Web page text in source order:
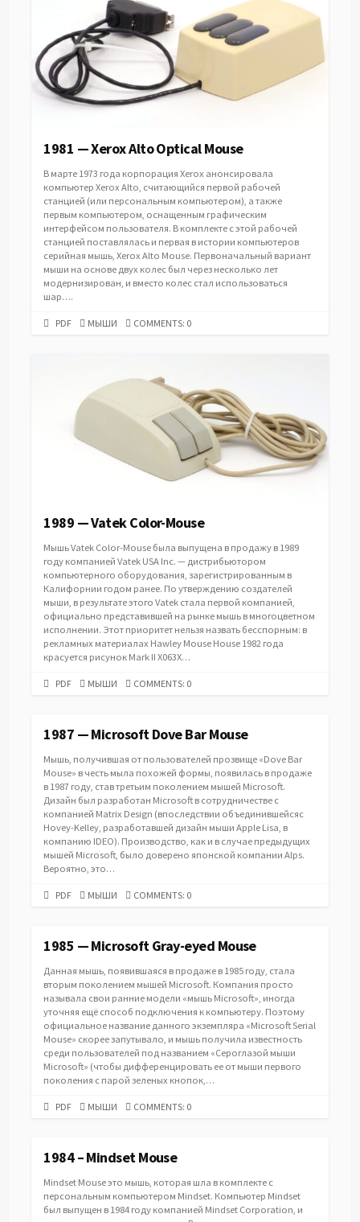
1981 — Xerox Alto Optical Mouse
В марте 1973 года корпорация Xerox анонсировала
компьютер Xerox Alto, считающийся первой рабочей
станцией (или персональным компьютером), а также
первым компьютером, оснащенным графическим
интерфейсом пользователя. В комплекте с этой рабочей
станцией поставлялась и первая в истории компьютеров
серийная мышь, Xerox Alto Mouse. Первоначальный вариант
мыши на основе двух колес был через несколько лет
модернизирован, и вместо колес стал использоваться
шар….
PDF
PDF CATEGORIES
МЫШИ COMMENTS: 0
1989 — Vatek Color-Mouse
Мышь Vatek Color-Mouse была выпущена в продажу в 1989
году компанией Vatek USA Inc. — дистрибьютором
компьютерного оборудования, зарегистрированным в
Калифорнии годом ранее. По утверждению создателей
мыши, в результате этого Vatek стала первой компанией,
официально представившей на рынке мышь в многоцветном
исполнении. Этот приоритет нельзя назвать бесспорным: в
рекламных материалах Hawley Mouse House 1982 года
красуется рисунок Mark II X063X…
PDF
PDF CATEGORIES
МЫШИ COMMENTS: 0
1987 — Microsoft Dove Bar Mouse
Мышь, получившая от пользователей прозвище «Dove Bar
Mouse» в честь мыла похожей формы, появилась в продаже
в 1987 году, став третьим поколением мышей Microsoft.
Дизайн был разработан Microsoft в сотрудничестве с
компанией Matrix Design (впоследствии объединившейсяс
Hovey-Kelley, разработавшей дизайн мыши Apple Lisa, в
компанию IDEO). Производство, как и в случае предыдущих
мышей Microsoft, было доверено японской компании Alps.
Вероятно, это…
PDF
PDF CATEGORIES
МЫШИ COMMENTS: 0
1985 — Microsoft Gray-eyed Mouse
Данная мышь, появившаяся в продаже в 1985 году, стала
вторым поколением мышей Microsoft. Компания просто
называла свои ранние модели «мышь Microsoft», иногда
уточняя ещё способ подключения к компьютеру. Поэтому
официальное название данного экземпляра «Microsoft Serial
Mouse» скорее запутывало, и мышь получила известность
среди пользователей под названием «Cероглазой мыши
Microsoft» (чтобы дифференцировать ее от мыши первого
поколения с парой зеленых кнопок,…
PDF
PDF CATEGORIES
МЫШИ COMMENTS: 0
1984 – Mindset Mouse
Mindset Mouse это мышь, которая шла в комплекте с
персональным компьютером Mindset. Компьютер Mindset
был выпущен в 1984 году компанией Mindset Corporation, и